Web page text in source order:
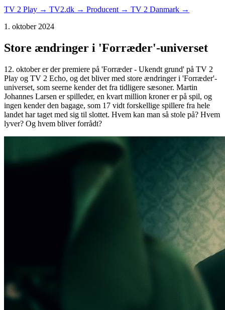
TV 2 Play → TV2.dk → Producent → TV 2 Danmark →
1. oktober 2024
Store ændringer i 'Forræder'-universet
12. oktober er der premiere på 'Forræder - Ukendt grund' på TV 2
Play og TV 2 Echo, og det bliver med store ændringer i 'Forræder'-
universet, som seerne kender det fra tidligere sæsoner. Martin
Johannes Larsen er spilleder, en kvart million kroner er på spil, og
ingen kender den bagage, som 17 vidt forskellige spillere fra hele
landet har taget med sig til slottet. Hvem kan man så stole på? Hvem
lyver? Og hvem bliver forrådt?